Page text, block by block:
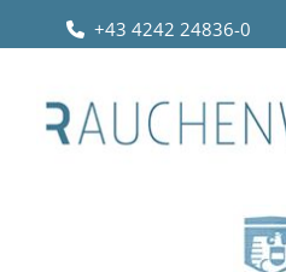
 +43 4242 24836-0